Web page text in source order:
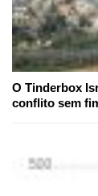
O Tinderbox
conflito sem